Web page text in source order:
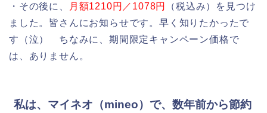
・その後に、
月額1210円／1078円
（税込み）を見つけ
ました。皆さんにお知らせです。早く知りたかったで
す（泣） ちなみに、期間限定キャンペーン価格で
は、ありません。
私は、マイネオ（mineo）で、数年前から節約